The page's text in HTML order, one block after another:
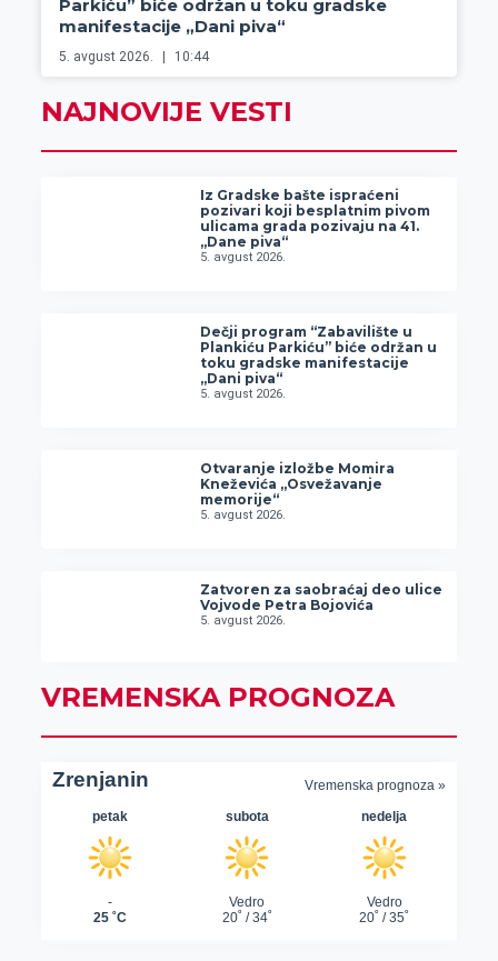
Parkiću” biće održan u toku gradske
manifestacije „Dani piva“
5. avgust 2026. 10:44
NAJNOVIJE VESTI
Iz Gradske bašte ispraćeni
pozivari koji besplatnim pivom
ulicama grada pozivaju na 41.
„Dane piva“
5. avgust 2026.
Dečji program “Zabavilište u
Plankiću Parkiću” biće održan u
toku gradske manifestacije
„Dani piva“
5. avgust 2026.
Otvaranje izložbe Momira
Kneževića „Osvežavanje
memorije“
5. avgust 2026.
Zatvoren za saobraćaj deo ulice
Vojvode Petra Bojovića
5. avgust 2026.
VREMENSKA PROGNOZA